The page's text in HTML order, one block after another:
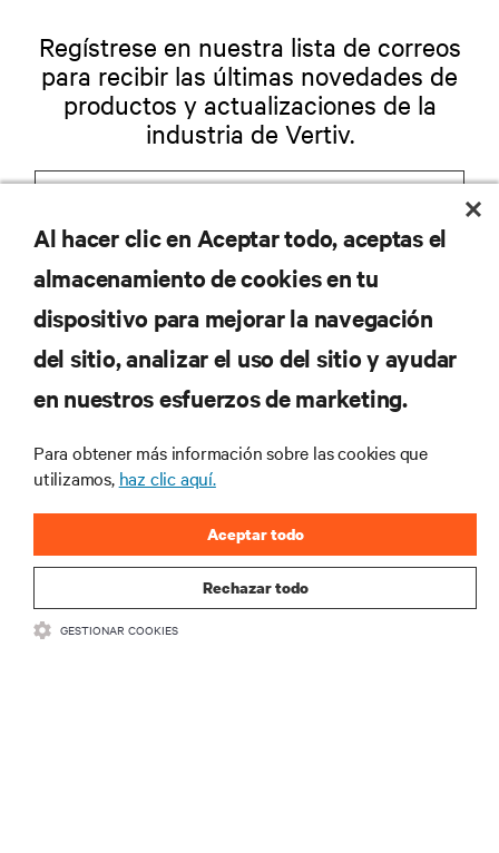
Regístrese en nuestra lista de correos
para recibir las últimas novedades de
productos y actualizaciones de la
industria de Vertiv.
RECURSOS
SOPORTE
CORPORATIVO
Al hacer clic en Aceptar todo, aceptas el
almacenamiento de cookies en tu
dispositivo para mejorar la navegación
del sitio, analizar el uso del sitio y ayudar
en nuestros esfuerzos de marketing.
Para obtener más información sobre las cookies que
utilizamos, haz clic aquí.
Rechazar todo
Aceptar todo
GESTIONAR COOKIES